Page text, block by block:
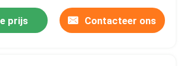
prijs Contacteer ons